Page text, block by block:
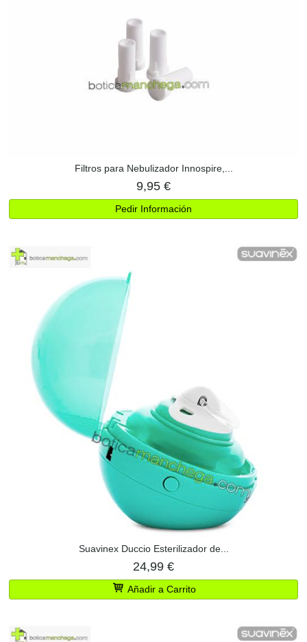
Filtros para Nebulizador Innospire,...
9,95 €
Pedir Información
Suavinex Duccio Esterilizador de...
24,99 €
Añadir a Carrito